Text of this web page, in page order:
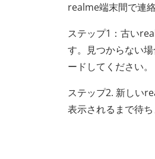
realme端末間で連
ステップ1：古い
す。見つからない
ードしてください。
ステップ2. 新しい
表示されるまで待ち